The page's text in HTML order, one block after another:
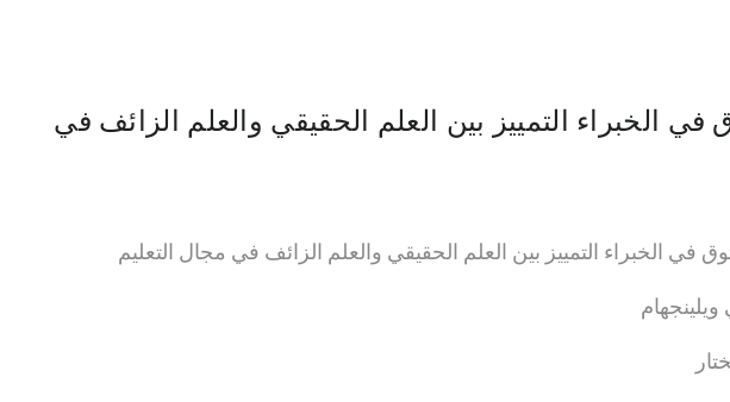
في الخبراء التمييز بين العلم الحقيقي والعلم الزائف في
في الخبراء التمييز بين العلم الحقيقي والعلم الزائف في مجال التعليم